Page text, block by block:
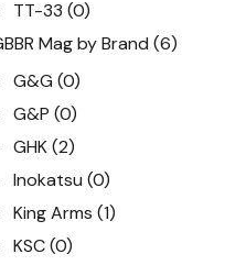
TT-33 (0)
Mag by Brand (6)
G&G (0)
G&P (0)
GHK (2)
Inokatsu (0)
King Arms (1)
KSC (0)